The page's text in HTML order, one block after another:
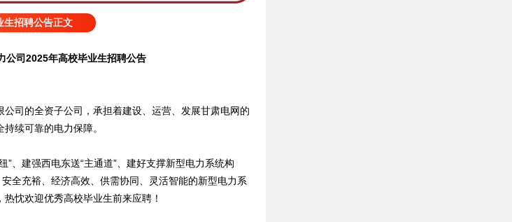
生招聘公告正文
公司2025年高校毕业生招聘公告
司的全资子公司，承担着建设、运营、发展甘肃电网的
续可靠的电力保障。
建强西电东送“主通道”、建好支撑新型电力系统构
全充裕、经济高效、供需协同、灵活智能的新型电力系
忱欢迎优秀高校毕业生前来应聘！